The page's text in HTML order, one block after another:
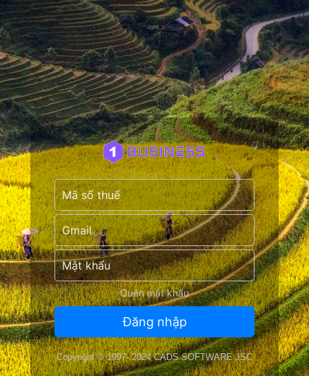
Quên mật khẩu
Copyright © 1997- 2024 CADS SOFTWARE JSC